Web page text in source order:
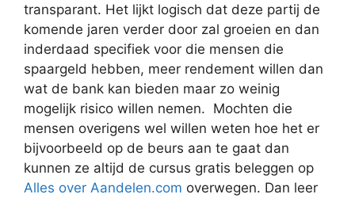
transparant. Het lijkt logisch dat deze partij de
komende jaren verder door zal groeien en dan
inderdaad specifiek voor die mensen die
spaargeld hebben, meer rendement willen dan
wat de bank kan bieden maar zo weinig
mogelijk risico willen nemen. Mochten die
mensen overigens wel willen weten hoe het er
bijvoorbeeld op de beurs aan te gaat dan
kunnen ze altijd de cursus gratis beleggen op
Alles over Aandelen.com overwegen. Dan leer